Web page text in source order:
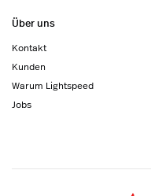
Über uns
Kontakt
Kunden
Warum Lightspeed
Jobs